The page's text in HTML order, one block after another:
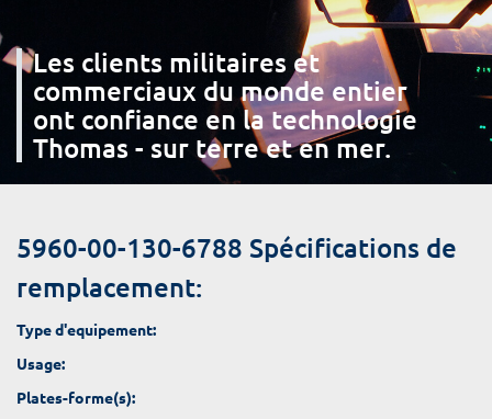
Les clients militaires et
commerciaux du monde entier
ont confiance en la technologie
Thomas - sur terre et en mer.
5960-00-130-6788 Spécifications de
remplacement:
Type d'equipement:
Usage:
Plates-forme(s):